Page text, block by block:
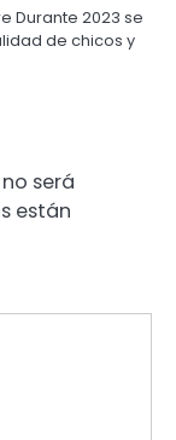
Durante 2023 se
de chicos y
será
están